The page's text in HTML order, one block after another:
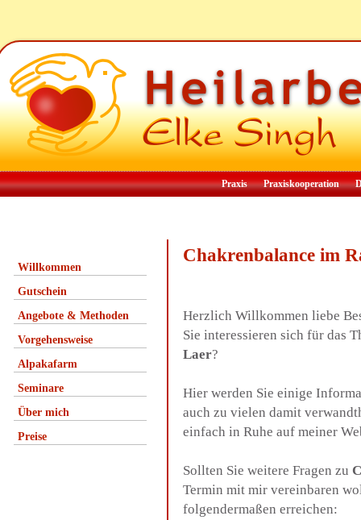
Praxis Praxiskooperation
Willkommen
Gutschein
Angebote & Methoden
Vorgehensweise
Alpakafarm
Seminare
Über mich
Preise
Chakrenbalance im
Herzlich Willkommen liebe
Sie interessieren sich für das
Laer?
Hier werden Sie einige
auch zu vielen damit
einfach in Ruhe auf meiner
Sollten Sie weitere Fragen zu
Termin mit mir vereinbaren
folgendermaßen erreichen: